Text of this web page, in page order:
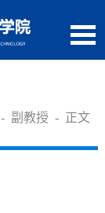
- 副教授 - 正文